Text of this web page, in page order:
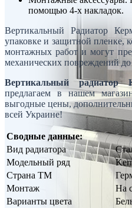
помощью 4-х накладок.
Вертикальный Радиатор
упаковке и защитной пленке,
монтажных работ и могут
механических повреждений
Вертикальный
предлагаем в нашем
выгодные цены,
всей Украине!
Сводные данные:
Вид радиатора
Модельный ряд
Страна ТМ
Монтаж
На
Варианты цвета